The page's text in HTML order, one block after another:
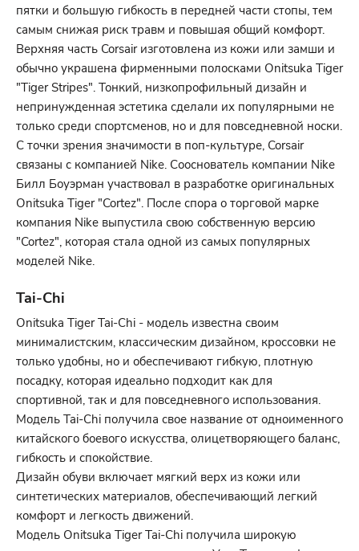
пятки и большую гибкость в передней части стопы, тем
самым снижая риск травм и повышая общий комфорт.
Верхняя часть Corsair изготовлена из кожи или замши и
обычно украшена фирменными полосками Onitsuka Tiger
"Tiger Stripes". Тонкий, низкопрофильный дизайн и
непринужденная эстетика сделали их популярными не
только среди спортсменов, но и для повседневной носки.
С точки зрения значимости в поп-культуре, Corsair
связаны с компанией Nike. Сооснователь компании Nike
Билл Боуэрман участвовал в разработке оригинальных
Onitsuka Tiger "Cortez". После спора о торговой марке
компания Nike выпустила свою собственную версию
"Cortez", которая стала одной из самых популярных
моделей Nike.
Tai-Chi
Onitsuka Tiger Tai-Chi - модель известна своим
минималистским, классическим дизайном, кроссовки не
только удобны, но и обеспечивают гибкую, плотную
посадку, которая идеально подходит как для
спортивной, так и для повседневного использования.
Модель Tai-Chi получила свое название от одноименного
китайского боевого искусства, олицетворяющего баланс,
гибкость и спокойствие.
Дизайн обуви включает мягкий верх из кожи или
синтетических материалов, обеспечивающий легкий
комфорт и легкость движений.
Модель Onitsuka Tiger Tai-Chi получила широкую